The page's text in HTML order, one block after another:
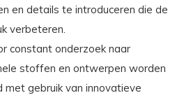
en details te introduceren die de
verbeteren.
constant onderzoek naar
stoffen en ontwerpen worden
gebruik van innovatieve